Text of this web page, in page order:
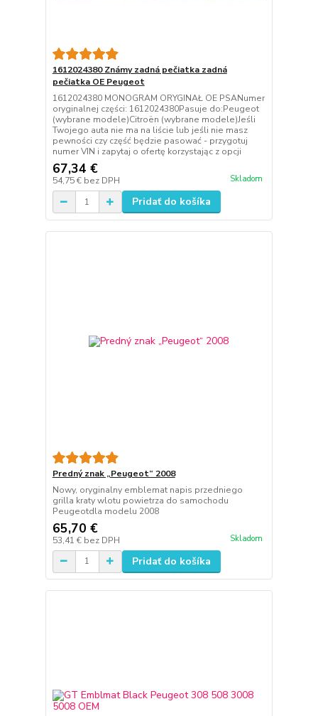
1612024380 Známy zadná pečiatka zadná
pečiatka OE Peugeot
1612024380 MONOGRAM ORYGINAŁ OE PSANumer
oryginalnej części: 1612024380Pasuje do:Peugeot
(wybrane modele)Citroën (wybrane modele)Jeśli
Twojego auta nie ma na liście lub jeśli nie masz
pewności czy część będzie pasować - przygotuj
numer VIN i zapytaj o ofertę korzystając z opcji
67,34 €
54,75 € bez DPH Skladom
Pridať do košíka
Predný znak „Peugeot“ 2008
Nowy, oryginalny emblemat napis przedniego
grilla kraty wlotu powietrza do samochodu
Peugeotdla modelu 2008
65,70 €
53,41 € bez DPH Skladom
Pridať do košíka